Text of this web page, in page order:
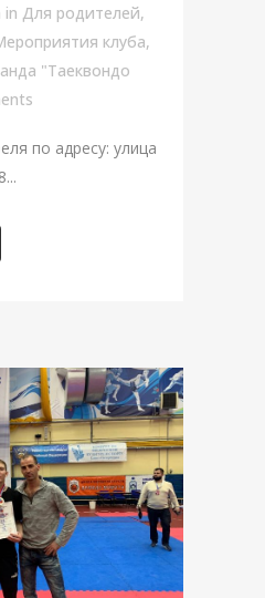
in Для родителей,
клуба,
"Таеквондо
по адресу: улица